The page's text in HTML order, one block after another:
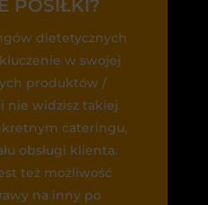
POSIŁKI?
dietetycznych
w swojej
produktów /
nie widzisz takiej
cateringu,
obsługi klienta.
też możliwość
na inny po